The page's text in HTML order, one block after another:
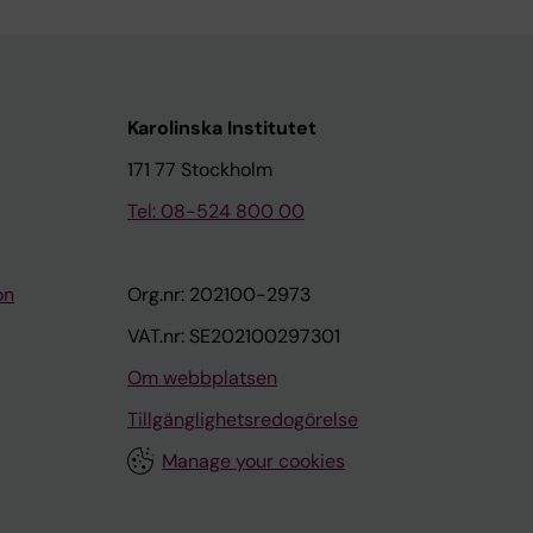
Karolinska Institutet
171 77 Stockholm
Tel: 08-524 800 00
Org.nr: 202100-2973
VAT.nr: SE202100297301
Om webbplatsen
Tillgänglighetsredogörelse
Manage your cookies